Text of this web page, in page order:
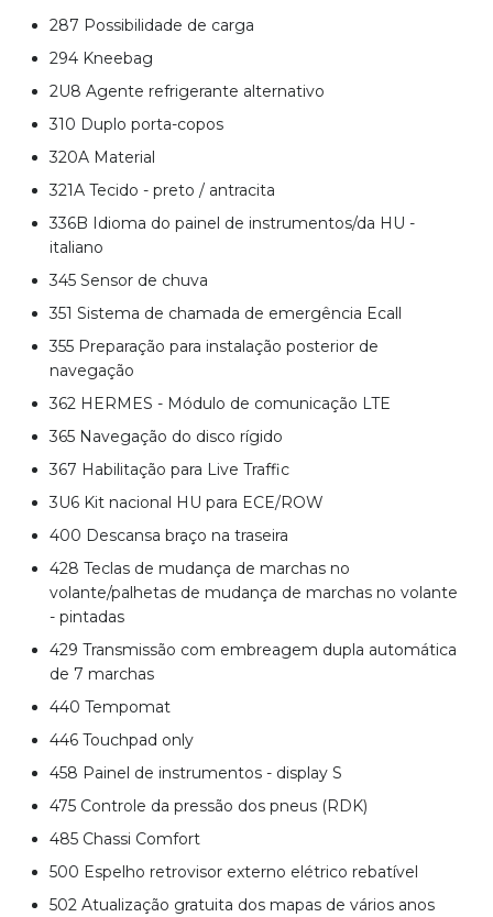
287 Possibilidade de carga
294 Kneebag
2U8 Agente refrigerante alternativo
310 Duplo porta-copos
320A Material
321A Tecido - preto / antracita
336B Idioma do painel de instrumentos/da HU -
italiano
345 Sensor de chuva
351 Sistema de chamada de emergência Ecall
355 Preparação para instalação posterior de
navegação
362 HERMES - Módulo de comunicação LTE
365 Navegação do disco rígido
367 Habilitação para Live Traffic
3U6 Kit nacional HU para ECE/ROW
400 Descansa braço na traseira
428 Teclas de mudança de marchas no
volante/palhetas de mudança de marchas no volante
- pintadas
429 Transmissão com embreagem dupla automática
de 7 marchas
440 Tempomat
446 Touchpad only
458 Painel de instrumentos - display S
475 Controle da pressão dos pneus (RDK)
485 Chassi Comfort
500 Espelho retrovisor externo elétrico rebatível
502 Atualização gratuita dos mapas de vários anos